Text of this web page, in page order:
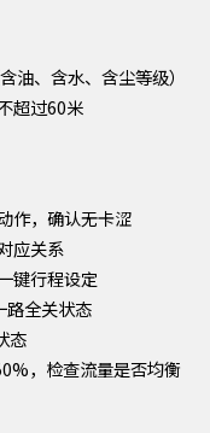
油、含水、含尘等级）
超过60米
作，确认无卡涩
应关系
键行程设定
全关状态
态
，检查流量是否均衡